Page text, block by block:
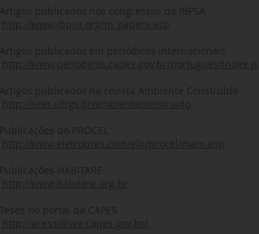
Artigos publicados nos congressos da IBPSA
http://www.ibpsa.org/m_papers.asp
Artigos publicados em periódicos internacionais
http://www.periodicos.capes.gov.br/portugues/index.jsp
Artigos publicados na revista Ambiente Construído
http://seer.ufrgs.br/ambienteconstruido
Publicações do PROCEL
http://www.eletrobras.com/elb/procel/main.asp
Publicações HABITARE
http://www.habitare.org.br
Teses no portal da CAPES
http://acessolivre.capes.gov.br/